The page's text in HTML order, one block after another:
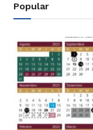
Popular